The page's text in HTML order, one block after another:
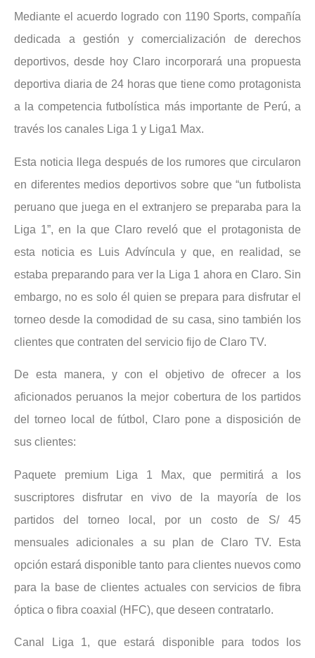
Mediante el acuerdo logrado con 1190 Sports, compañía
dedicada a gestión y comercialización de derechos
deportivos, desde hoy Claro incorporará una propuesta
deportiva diaria de 24 horas que tiene como protagonista
a la competencia futbolística más importante de Perú, a
través los canales Liga 1 y Liga1 Max.
Esta noticia llega después de los rumores que circularon
en diferentes medios deportivos sobre que “un futbolista
peruano que juega en el extranjero se preparaba para la
Liga 1”, en la que Claro reveló que el protagonista de
esta noticia es Luis Advíncula y que, en realidad, se
estaba preparando para ver la Liga 1 ahora en Claro. Sin
embargo, no es solo él quien se prepara para disfrutar el
torneo desde la comodidad de su casa, sino también los
clientes que contraten del servicio fijo de Claro TV.
De esta manera, y con el objetivo de ofrecer a los
aficionados peruanos la mejor cobertura de los partidos
del torneo local de fútbol, Claro pone a disposición de
sus clientes:
Paquete premium Liga 1 Max, que permitirá a los
suscriptores disfrutar en vivo de la mayoría de los
partidos del torneo local, por un costo de S/ 45
mensuales adicionales a su plan de Claro TV. Esta
opción estará disponible tanto para clientes nuevos como
para la base de clientes actuales con servicios de fibra
óptica o fibra coaxial (HFC), que deseen contratarlo.
Canal Liga 1, que estará disponible para todos los